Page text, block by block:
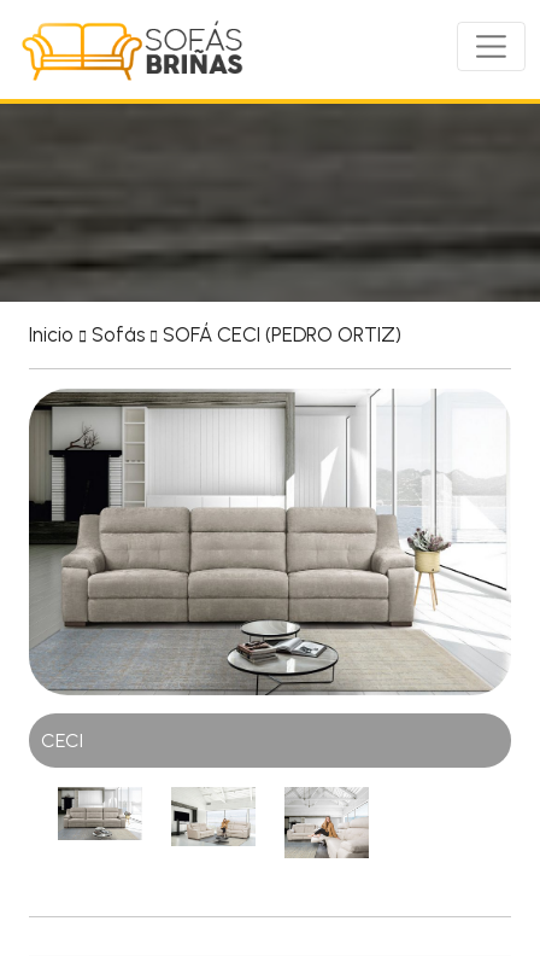
Inicio Sofás SOFÁ CECI (PEDRO ORTIZ)
CECI